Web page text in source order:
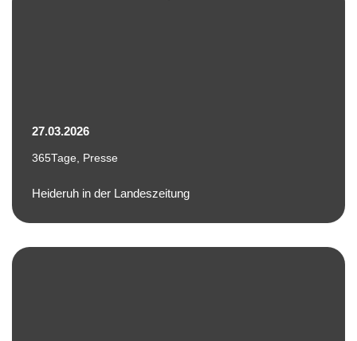
27.03.2026
365Tage Presse
Heideruh in der Landeszeitung